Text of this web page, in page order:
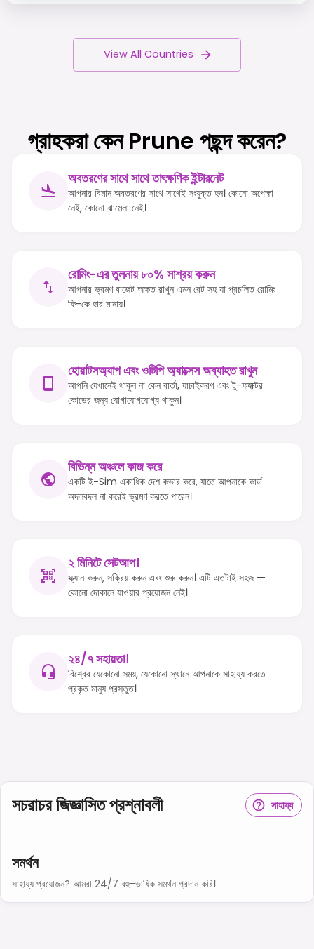
View All Countries
গ্রাহকরা কেন Prune পছন্দ করেন?
অবতরণের সাথে সাথে তাৎক্ষণিক ইন্টারনেট
আপনার বিমান অবতরণের সাথে সাথেই সংযুক্ত হন। কোনো অপেক্ষা
নেই, কোনো ঝামেলা নেই।
রোমিং-এর তুলনায় ৮০% সাশ্রয় করুন
আপনার ভ্রমণ বাজেট অক্ষত রাখুন এমন রেট সহ যা প্রচলিত রোমিং
ফি-কে হার মানায়।
হোয়াটসঅ্যাপ এবং ওটিপি অ্যাক্সেস অব্যাহত রাখুন
আপনি যেখানেই থাকুন না কেন বার্তা, যাচাইকরণ এবং টু-ফ্যাক্টর
কোডের জন্য যোগাযোগযোগ্য থাকুন।
বিভিন্ন অঞ্চলে কাজ করে
একটি ই-Sim একাধিক দেশ কভার করে, যাতে আপনাকে কার্ড
অদলবদল না করেই ভ্রমণ করতে পারেন।
২ মিনিটে সেটআপ।
স্ক্যান করুন, সক্রিয় করুন এবং শুরু করুন। এটি এতটাই সহজ —
কোনো দোকানে যাওয়ার প্রয়োজন নেই।
২৪/৭ সহায়তা।
বিশ্বের যেকোনো সময়, যেকোনো স্থানে আপনাকে সাহায্য করতে
প্রকৃত মানুষ প্রস্তুত।
সচরাচর জিজ্ঞাসিত প্রশ্নাবলী সাহায্য
সমর্থন
সাহায্য প্রয়োজন? আমরা 24/7 বহু-ভাষিক সমর্থন প্রদান করি।